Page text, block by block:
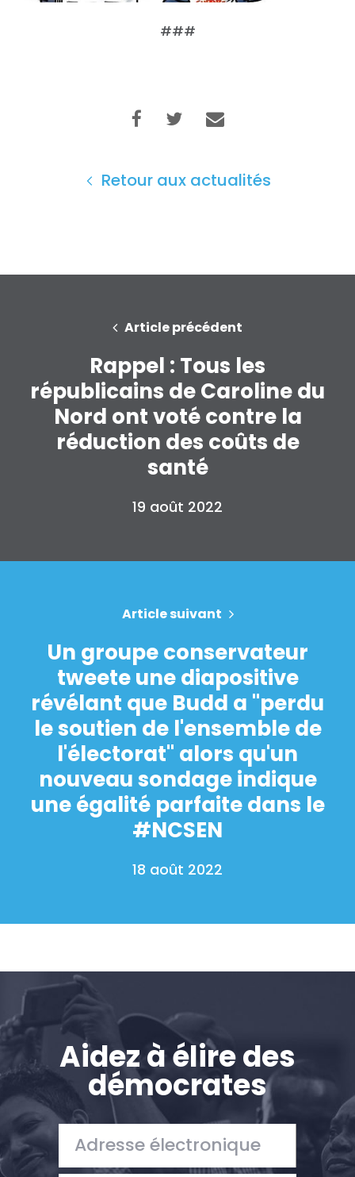
Take Back the Courts
Votre fête
###
Retour aux actualités
Article précédent
Rappel : Tous les
républicains de Caroline du
Nord ont voté contre la
réduction des coûts de
santé
19 août 2022
Article suivant
Un groupe conservateur
tweete une diapositive
révélant que Budd a "perdu
le soutien de l'ensemble de
l'électorat" alors qu'un
nouveau sondage indique
une égalité parfaite dans le
#NCSEN
18 août 2022
Aidez à élire des
démocrates